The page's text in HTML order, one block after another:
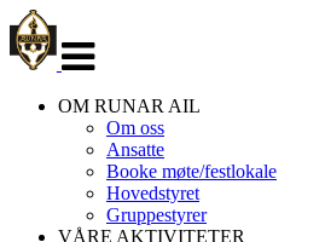
navigasjon
OM RUNAR AIL
Om oss
Ansatte
Booke møte/festlokale
Hovedstyret
Gruppestyrer
VÅRE AKTIVITETER